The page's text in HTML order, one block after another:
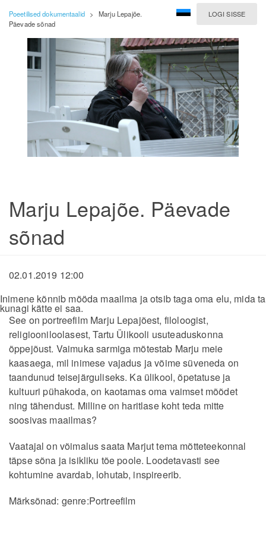
LOGI SISSE
Poeetilised dokumentaalid >
Marju Lepajõe.
Päevade sõnad
Marju Lepajõe. Päevade
sõnad
02.01.2019 12:00
Inimene kõnnib mööda maailma ja otsib taga oma elu, mida ta
kunagi kätte ei saa.
See on portreefilm Marju Lepajõest, filoloogist,
religiooniloolasest, Tartu Ülikooli usuteaduskonna
õppejõust. Vaimuka sarmiga mõtestab Marju meie
kaasaega, mil inimese vajadus ja võime süveneda on
taandunud teisejärguliseks. Ka ülikool, õpetatuse ja
kultuuri pühakoda, on kaotamas oma vaimset mõõdet
ning tähendust. Milline on haritlase koht teda mitte
soosivas maailmas?
Vaatajal on võimalus saata Marjut tema mõtteteekonnal
täpse sõna ja isikliku tõe poole. Loodetavasti see
kohtumine avardab, lohutab, inspireerib.
Märksõnad: genre:Portreefilm